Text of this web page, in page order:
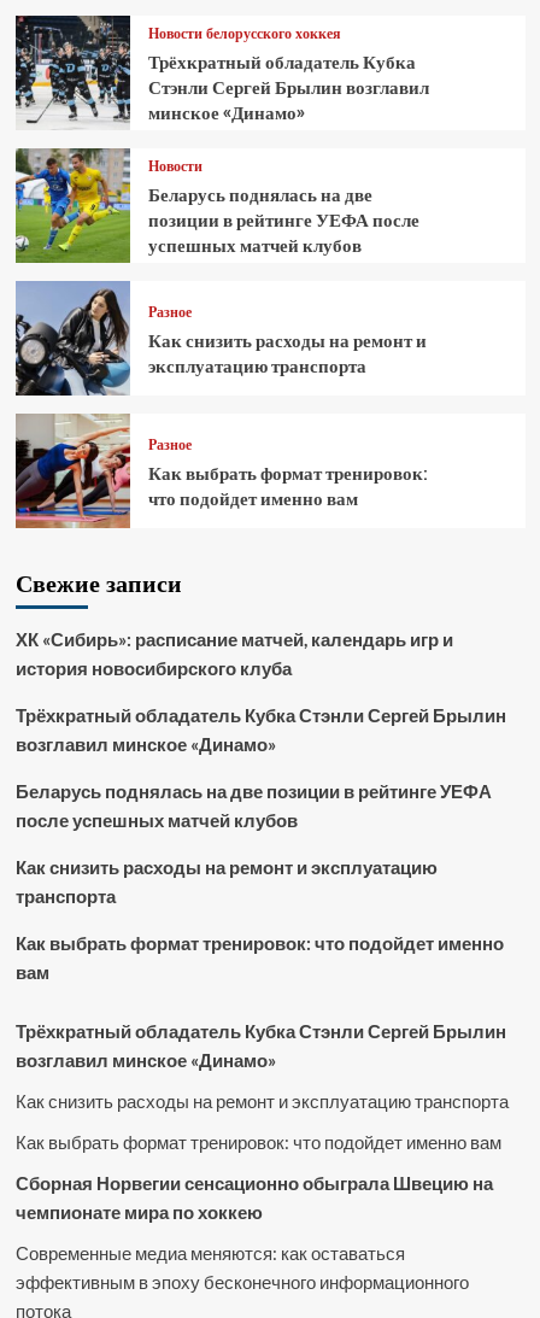
Новости белорусского хоккея
Трёхкратный обладатель Кубка
Стэнли Сергей Брылин возглавил
минское «Динамо»
Новости
Беларусь поднялась на две
позиции в рейтинге УЕФА после
успешных матчей клубов
Разное
Как снизить расходы на ремонт и
эксплуатацию транспорта
Разное
Как выбрать формат тренировок:
что подойдет именно вам
Свежие записи
ХК «Сибирь»: расписание матчей, календарь игр и
история новосибирского клуба
Трёхкратный обладатель Кубка Стэнли Сергей Брылин
возглавил минское «Динамо»
Беларусь поднялась на две позиции в рейтинге УЕФА
после успешных матчей клубов
Как снизить расходы на ремонт и эксплуатацию
транспорта
Как выбрать формат тренировок: что подойдет именно
вам
Трёхкратный обладатель Кубка Стэнли Сергей Брылин
возглавил минское «Динамо»
Как снизить расходы на ремонт и эксплуатацию транспорта
Как выбрать формат тренировок: что подойдет именно вам
Сборная Норвегии сенсационно обыграла Швецию на
чемпионате мира по хоккею
Современные медиа меняются: как оставаться
эффективным в эпоху бесконечного информационного
потока